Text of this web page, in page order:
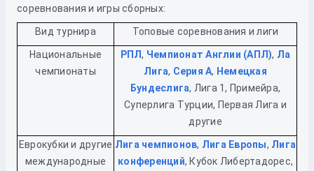
соревнования и игры сборных:
Вид турнира Топовые соревнования и лиги
Национальные
чемпионаты
РПЛ, Чемпионат Англии (АПЛ), Ла
Лига, Серия А, Немецкая
Бундеслига, Лига 1, Примейра,
Суперлига Турции, Первая Лига и
другие
Еврокубки и другие
международные
Лига чемпионов, Лига Европы, Лига
конференций, Кубок Либертадорес,